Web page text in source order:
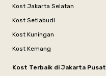
Kost Jakarta Selatan
Kost Setiabudi
Kost Kuningan
Kost Kemang
Kost Terbaik di Jakarta Pusat